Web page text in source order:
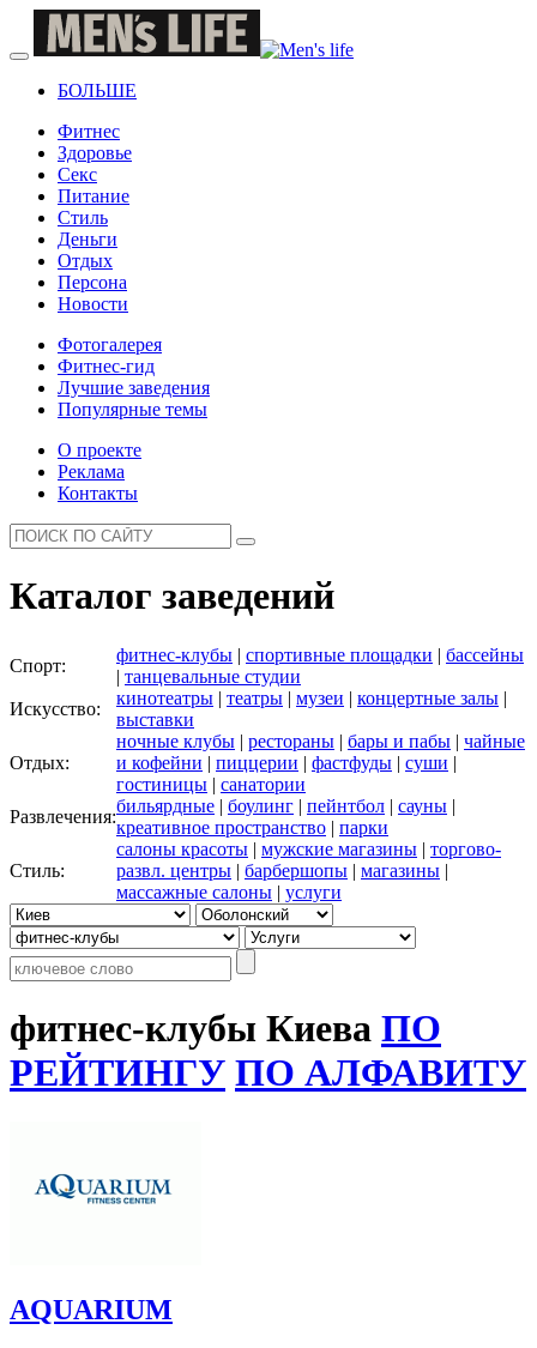
БОЛЬШЕ
Фитнес
Здоровье
Секс
Питание
Стиль
Деньги
Отдых
Персона
Новости
Фотогалерея
Фитнес-гид
Лучшие заведения
Популярные темы
О проекте
Реклама
Контакты
Каталог заведений
Спорт:
фитнес-клубы | спортивные площадки | бассейны
| танцевальные студии
Искусство:
кинотеатры | театры | музеи | концертные залы |
выставки
Отдых:
ночные клубы | рестораны | бары и пабы | чайные
и кофейни | пиццерии | фастфуды | суши |
гостиницы | санатории
Развлечения:
бильярдные | боулинг | пейнтбол | сауны |
креативное пространство | парки
Стиль:
салоны красоты | мужские магазины | торгово-
развл. центры | барбершопы | магазины |
массажные салоны | услуги
фитнес-клубы Киева ПО
РЕЙТИНГУ ПО АЛФАВИТУ
AQUARIUM